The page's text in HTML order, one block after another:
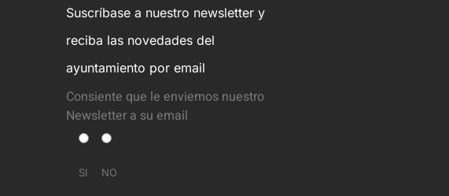
Suscríbase a nuestro newsletter y
reciba las novedades del
ayuntamiento por email
Consiente que le enviemos nuestro
Newsletter a su email
SI NO